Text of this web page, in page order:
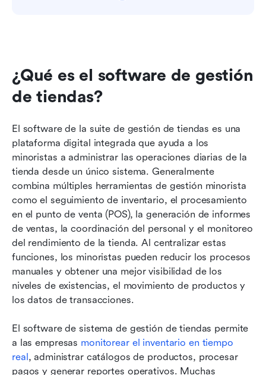
¿Qué es el software de gestión
de tiendas?
El software de la suite de gestión de tiendas es una
plataforma digital integrada que ayuda a los
minoristas a administrar las operaciones diarias de la
tienda desde un único sistema. Generalmente
combina múltiples herramientas de gestión minorista
como el seguimiento de inventario, el procesamiento
en el punto de venta (POS), la generación de informes
de ventas, la coordinación del personal y el monitoreo
del rendimiento de la tienda. Al centralizar estas
funciones, los minoristas pueden reducir los procesos
manuales y obtener una mejor visibilidad de los
niveles de existencias, el movimiento de productos y
los datos de transacciones.
El software de sistema de gestión de tiendas permite
a las empresas monitorear el inventario en tiempo
real, administrar catálogos de productos, procesar
pagos y generar reportes operativos. Muchas